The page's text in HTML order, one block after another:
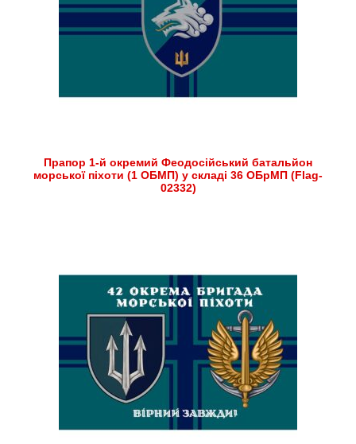
Прапор 1-й окремий Феодосійський батальйон
морської піхоти (1 ОБМП) у складі 36 ОБрМП (Flag-
02332)